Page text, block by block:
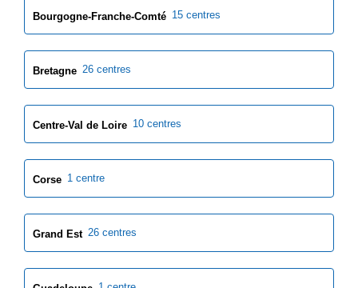
Bourgogne-Franche-Comté 15 centres
Bretagne 26 centres
Centre-Val de Loire 10 centres
Corse 1 centre
Grand Est 26 centres